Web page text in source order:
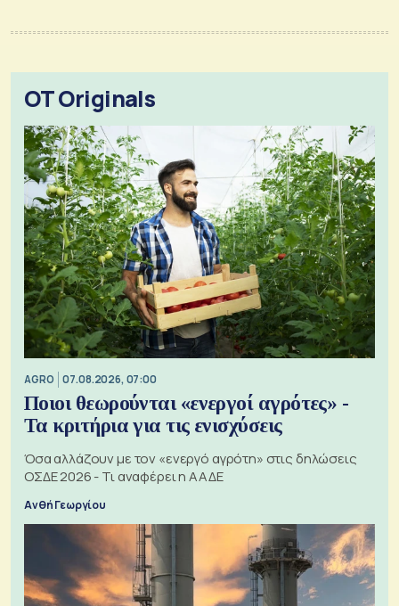
OT Originals
AGRO 07.08.2026, 07:00
Ποιοι θεωρούνται «ενεργοί αγρότες» -
Τα κριτήρια για τις ενισχύσεις
Όσα αλλάζουν με τον «ενεργό αγρότη» στις δηλώσεις
ΟΣΔΕ 2026 - Τι αναφέρει η ΑΑΔΕ
Ανθή Γεωργίου